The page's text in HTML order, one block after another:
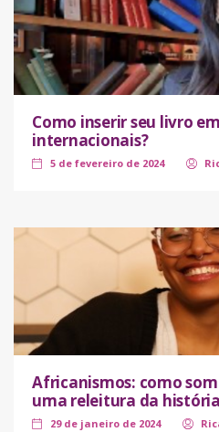
Como inserir seu livro
internacionais?
5 de fevereiro de 2024
Africanismos: como
uma releitura da história
29 de janeiro de 2024